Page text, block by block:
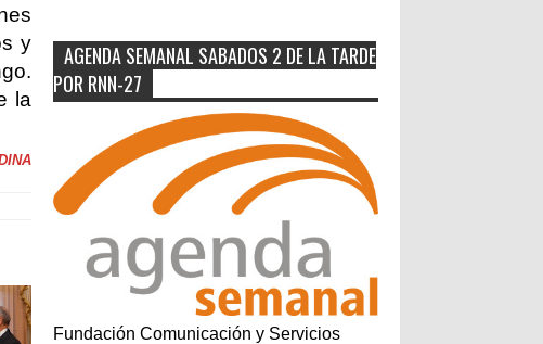
y
la
AGENDA SEMANAL SABADOS 2 DE LA TARDE
POR RNN-27
Fundación Comunicación y Servicios